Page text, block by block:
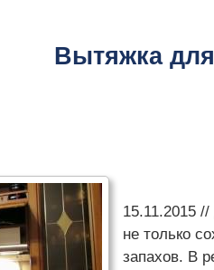
Вытяжка
15.11.2015
не только
запахов. В